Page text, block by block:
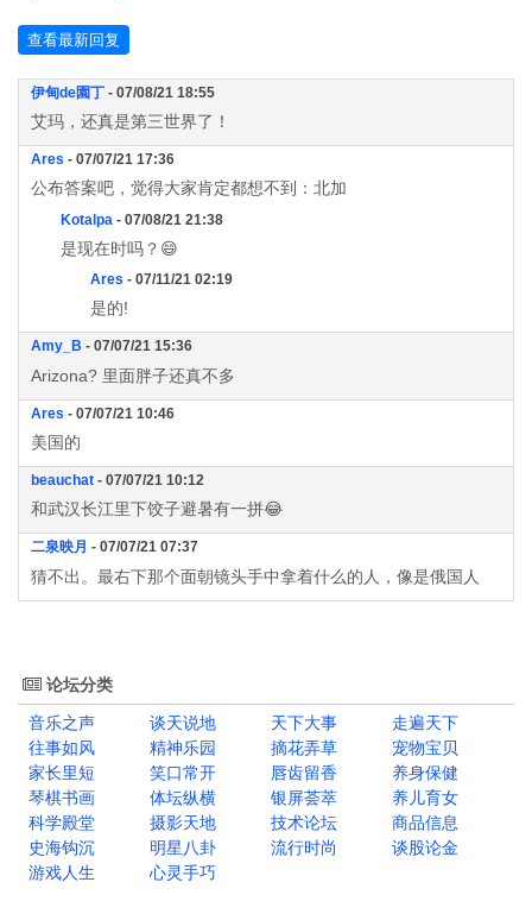
查看最新回复
伊甸de園丁 - 07/08/21 18:55
艾玛，还真是第三世界了！
Ares - 07/07/21 17:36
公布答案吧，觉得大家肯定都想不到：北加
Kotalpa - 07/08/21 21:38
是现在时吗？😄
Ares - 07/11/21 02:19
是的!
Amy_B - 07/07/21 15:36
Arizona? 里面胖子还真不多
Ares - 07/07/21 10:46
美国的
beauchat - 07/07/21 10:12
和武汉长江里下饺子避暑有一拼😂
二泉映月 - 07/07/21 07:37
猜不出。最右下那个面朝镜头手中拿着什么的人，像是俄国人
论坛分类
音乐之声
谈天说地 天下大事
走遍天下
往事如风
精神乐园 摘花弄草
宠物宝贝
家长里短
笑口常开 唇齿留香
养身保健
琴棋书画
体坛纵横 银屏荟萃
养儿育女
科学殿堂
摄影天地 技术论坛
商品信息
史海钩沉
明星八卦 流行时尚
谈股论金
游戏人生
心灵手巧